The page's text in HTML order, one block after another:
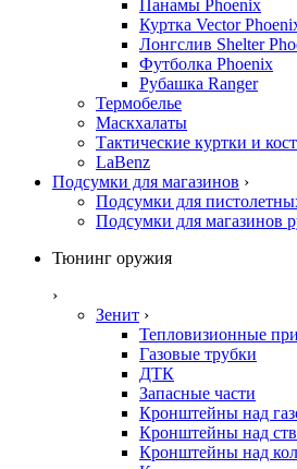
Панамы Phoenix
Куртка Vector
Лонгслив Shelter
Футболка Phoenix
Рубашка Ranger
Термобелье
Маскхалаты
Тактические куртки и
LaBenz
Подсумки для магазинов ›
Подсумки для
Подсумки для магазинов
Тюнинг оружия
›
Зенит ›
Тепловизионные
Газовые трубки
ДТК
Запасные части
Кронштейны над
Кронштейны над
Кронштейны над